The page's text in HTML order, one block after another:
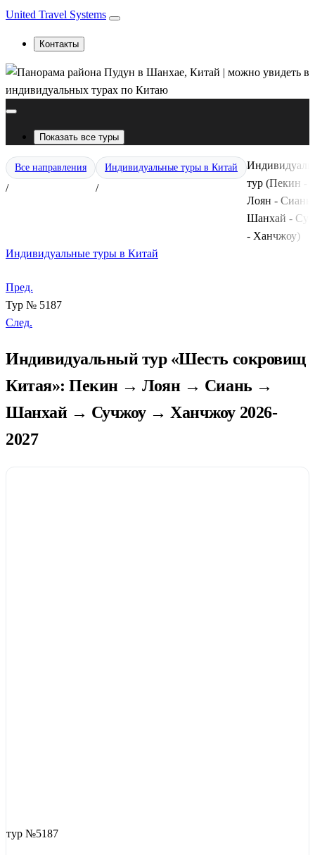
United Travel Systems
Контакты
Показать все туры
Все направления
/
Индивидуальные туры в Китай
/
тур (Пекин -
Лоян - Сиань
Шанхай -
- Ханчжоу)
Индивидуальные туры в Китай
Пред.
Тур № 5187
След.
Индивидуальный тур «Шесть сокровищ
Китая»: Пекин → Лоян → Сиань →
Шанхай → Сучжоу → Ханчжоу 2026-
2027
тур №5187